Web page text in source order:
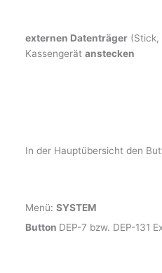
externen Datenträger(Stick,
Kassengerät anstecken
In der Hauptübersicht den
Menü: SYSTEM
Button DEP-7 bzw. DEP-131